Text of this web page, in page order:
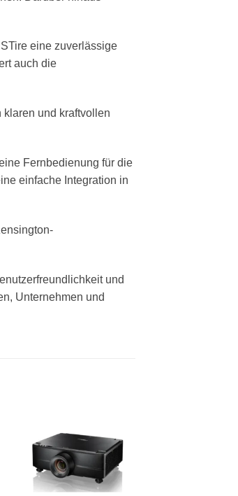
eine zuverlässige
auch die
klaren und kraftvollen
Fernbedienung für die
einfache Integration in
und
Unternehmen und